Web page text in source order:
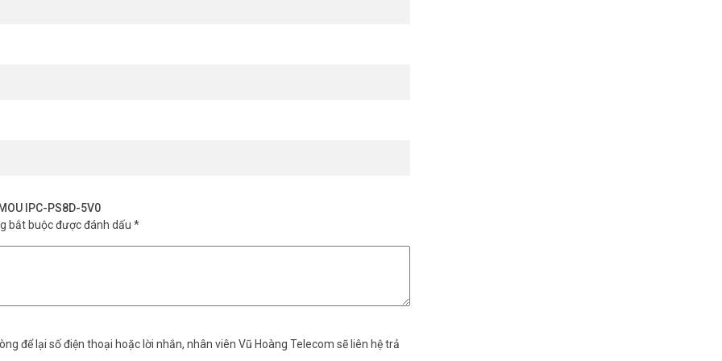
tiện
riêng tư
ảnh sắc nét đến mức nào?
dùng nhìn rõ mặt người, biển số xe từ xa. Hình ảnh chi tiết hơn hẳn camera
IPC-PS8D-5V0
bắt buộc được đánh dấu *
để lại số điện thoại hoặc lời nhắn, nhân viên Vũ Hoàng Telecom sẽ liên hệ trả